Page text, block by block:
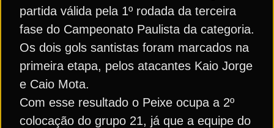
partida válida pela 1º rodada da terceira
fase do Campeonato Paulista da categoria.
Os dois gols santistas foram marcados na
primeira etapa, pelos atacantes Kaio Jorge
e Caio Mota.
Com esse resultado o Peixe ocupa a 2º
colocação do grupo 21, já que a equipe do